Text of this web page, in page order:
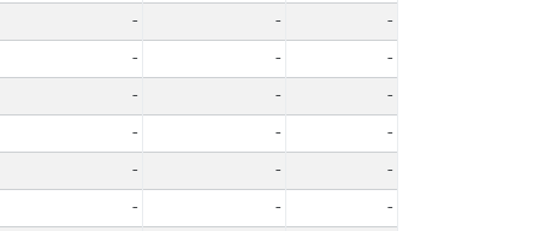
- -
-
- -
-
- -
-
- -
-
- -
-
- -
-